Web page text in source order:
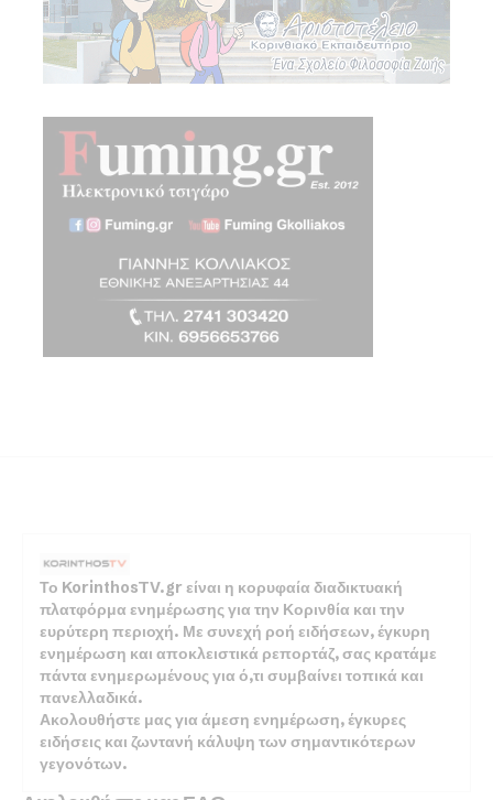
Το KorinthosTV.gr είναι η κορυφαία διαδικτυακή
πλατφόρμα ενημέρωσης για την Κορινθία και την
ευρύτερη περιοχή. Με συνεχή ροή ειδήσεων, έγκυρη
ενημέρωση και αποκλειστικά ρεπορτάζ, σας κρατάμε
πάντα ενημερωμένους για ό,τι συμβαίνει τοπικά και
πανελλαδικά.
Ακολουθήστε μας για άμεση ενημέρωση, έγκυρες
ειδήσεις και ζωντανή κάλυψη των σημαντικότερων
γεγονότων.